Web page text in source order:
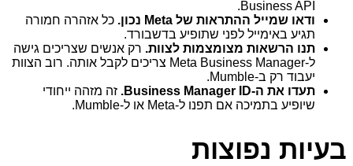
Business API.
ודאו שמייל ההתראות של Meta נכון.
כל אזהרה חמורה
תגיע באימייל לפני שתופיע בדשבורד.
תנו הרשאות מצומצמות לצוות. רק אנשים שצריכים גישה
ל‑Meta Business Manager צריכים לקבל אותה. רוב הצוות
יעבוד רק ב‑Mumble.
תעדו את ה‑Business Manager ID.
זה מזהה ייחודי
שיופיע בתמיכה אם תפנו ל‑Meta או ל‑Mumble.
בעיות נפוצות